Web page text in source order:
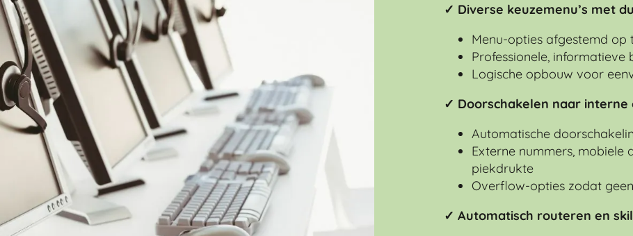
✓ Diverse keuzemenu’s met
Menu-opties afgestemd
Professionele,
Logische opbouw voor
✓ Doorschakelen naar
Automatische
Externe nummers,
piekdrukte
Overflow-opties zodat
✓ Automatisch routeren en